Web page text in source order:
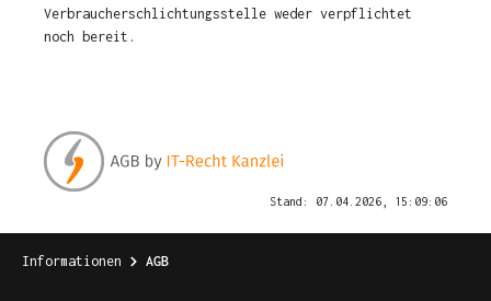
Verbraucherschlichtungsstelle weder verpflichtet
noch bereit.
Stand: 07.04.2026, 15:09:06
Informationen AGB